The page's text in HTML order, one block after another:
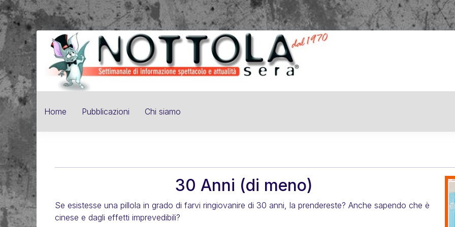
Home Pubblicazioni Chi siamo
30 Anni (di meno)
Se esistesse una pillola in grado di farvi ringiovanire di 30 anni, la prendereste? Anche sapendo che è
cinese e dagli effetti imprevedibili?